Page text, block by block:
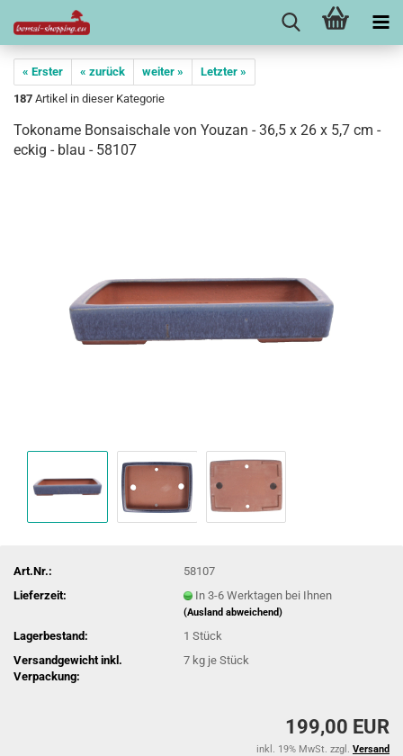
« Erster « zurück weiter »
Letzter »
187 Artikel in dieser Kategorie
Tokoname Bonsaischale von Youzan - 36,5 x 26 x 5,7 cm -
eckig - blau - 58107
Art.Nr.:
58107
Lieferzeit:
In 3-6 Werktagen bei Ihnen
(Ausland abweichend)
Lagerbestand: 1Stück
Versandgewicht inkl.
Verpackung:
7 kg je Stück
199,00 EUR
inkl. 19% MwSt. zzgl. Versand